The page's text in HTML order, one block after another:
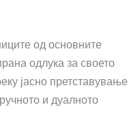
од основните
одлука за своето
јасно претставување
и дуалното